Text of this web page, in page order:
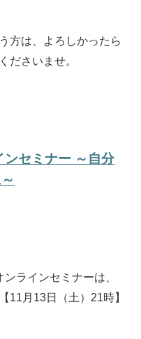
方は、よろしかったら
ださいませ。
セミナー ～自分
ラインセミナーは、
11月13日（土）21時】